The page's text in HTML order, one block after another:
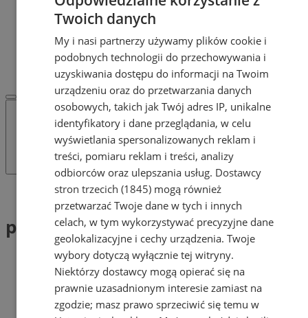
POLECAMY
Protocol IT
Pracuj.pl - praca w Mysłowicach
REKLAMA
WSPÓŁPRACA
Tag: punkty karne
punkty karne (1)
Twoich danych
My i nasi partnerzy używamy plików cookie i
podobnych technologii do przechowywania i
uzyskiwania dostępu do informacji na Twoim
urządzeniu oraz do przetwarzania danych
osobowych, takich jak Twój adres IP, unikalne
identyfikatory i dane przeglądania, w celu
wyświetlania spersonalizowanych reklam i
treści, pomiaru reklam i treści, analizy
odbiorców oraz ulepszania usług. Dostawcy
stron trzecich (1845) mogą również
przetwarzać Twoje dane w tych i innych
celach, w tym wykorzystywać precyzyjne dane
geolokalizacyjne i cechy urządzenia. Twoje
wybory dotyczą wyłącznie tej witryny.
Niektórzy dostawcy mogą opierać się na
prawnie uzasadnionym interesie zamiast na
zgodzie; masz prawo sprzeciwić się temu w